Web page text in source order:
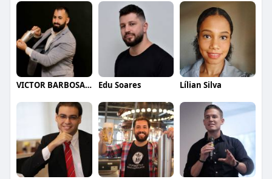
VICTOR BARBOSA QUARANTA Edu Soares Lílian Silva